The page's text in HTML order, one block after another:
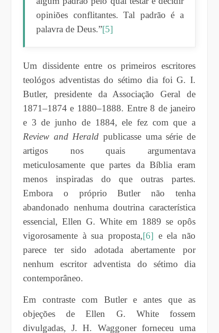
opiniões conflitantes. Tal padrão é a
palavra de Deus.”[5]
Um dissidente entre os primeiros escritores
teológos adventistas do sétimo dia foi G. I.
Butler, presidente da Associação Geral de
1871–1874 e 1880–1888. Entre 8 de janeiro
e 3 de junho de 1884, ele fez com que a
Review and Herald publicasse uma série de
artigos nos quais argumentava
meticulosamente que partes da Bíblia eram
menos inspiradas do que outras partes.
Embora o próprio Butler não tenha
abandonado nenhuma doutrina característica
essencial, Ellen G. White em 1889 se opôs
vigorosamente à sua proposta,[6] e ela não
parece ter sido adotada abertamente por
nenhum escritor adventista do sétimo dia
contemporâneo.
Em contraste com Butler e antes que as
objeções de Ellen G. White fossem
divulgadas, J. H. Waggoner forneceu uma